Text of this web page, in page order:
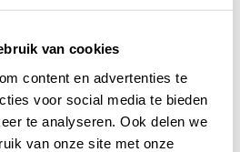
van cookies
content en advertenties te
voor social media te bieden
te analyseren. Ook delen we
van onze site met onze
78,95